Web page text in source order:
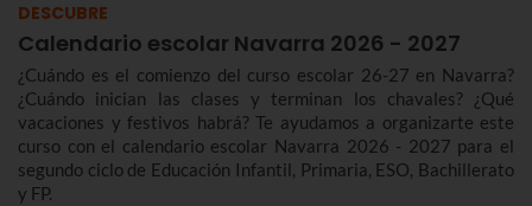
DESCUBRE
Calendario escolar Navarra 2026 - 2027
¿Cuándo es el comienzo del curso escolar 26-27 en Navarra?
¿Cuándo inician las clases y terminan los chavales? ¿Qué
vacaciones y festivos habrá? Te ayudamos a organizarte este
curso con el calendario escolar Navarra 2026 - 2027 para el
segundo ciclo de Educación Infantil, Primaria, ESO, Bachillerato
y FP.